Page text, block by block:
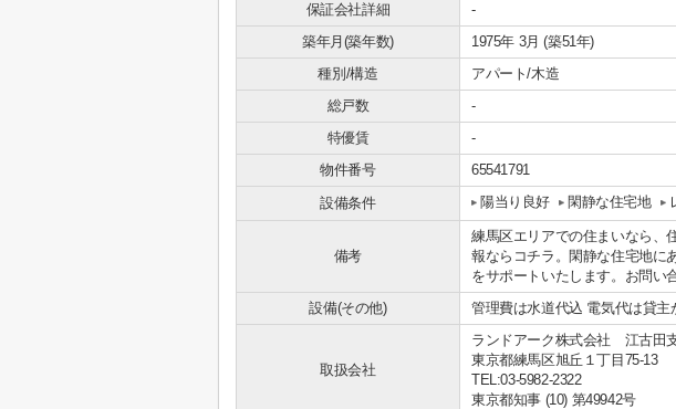
保証会社詳細 -
築年月(築年数)
1975年 3月 (築51年)
種別/構造
アパート/木造
総戸数
-
特優賃
-
物件番号
65541791
設備条件
陽当り良好 閑静な住宅地
備考
練馬区エリアでの住まいなら、
報ならコチラ。閑静な住宅地に
をサポートいたします。お問い
設備(その他)
管理費は水道代込 電気代は貸
取扱会社
ランドアーク株式会社 江古田
東京都練馬区旭丘１丁目75-13
TEL:03-5982-2322
東京都知事 (10) 第49942号